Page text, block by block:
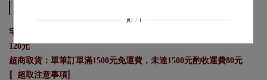
宅配：新竹貨運/單筆訂單滿1500元享免運費，未達1500元酌收運費
120元
超商取貨：單筆訂單滿1500元免運費，未達1500元酌收運費80元
〚超取注意事項〛